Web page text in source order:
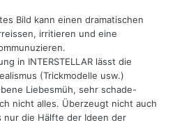
Bild kann einen dramatischen
irritieren und eine
in INTERSTELLAR lässt die
(Trickmodelle usw.)
Liebesmüh, sehr schade-
nicht alles. Überzeugt nicht auch
nur die Hälfte der Ideen der